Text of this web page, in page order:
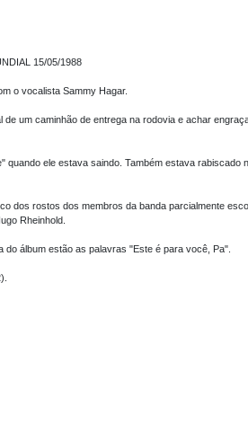
15/05/1988
o vocalista Sammy Hagar.
um caminhão de entrega na rodovia e achar
ele estava saindo. Também estava rabiscado
dos rostos dos membros da banda parcialmente
Rheinhold.
álbum estão as palavras "Este é para você, Pa".